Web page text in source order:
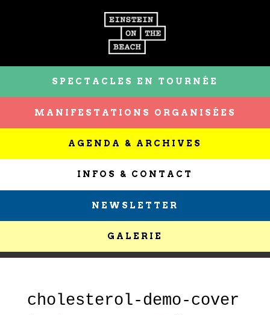
SPECTACLES EN TOURNÉE
MANIFESTATIONS ORGANISÉES
AGENDA & ARCHIVES
INFOS & CONTACT
NEWSLETTER
GALERIE
cholesterol-demo-cover